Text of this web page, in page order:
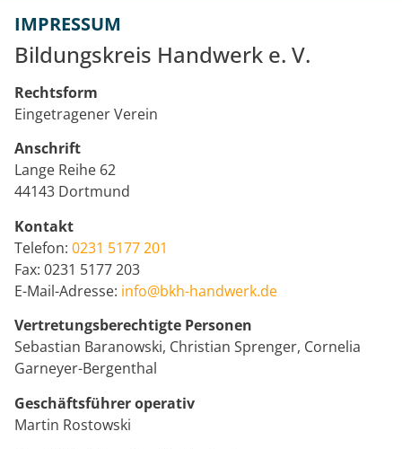
IMPRESSUM
Bildungskreis Handwerk e. V.
Rechtsform
Eingetragener Verein
Anschrift
Lange Reihe 62
44143 Dortmund
Kontakt
Telefon: 0231 5177 201
Fax: 0231 5177 203
E-Mail-Adresse: info@bkh-handwerk.de
Vertretungsberechtigte Personen
Sebastian Baranowski, Christian Sprenger, Cornelia
Garneyer-Bergenthal
Geschäftsführer operativ
Martin Rostowski